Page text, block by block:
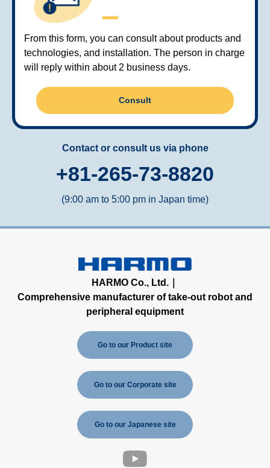
From this form, you can consult about products and
technologies, and installation. The person in charge
will reply within about 2 business days.
Consult
Contact or consult us via phone
+81-265-73-8820
(9:00 am to 5:00 pm in Japan time)
HARMO Co., Ltd.｜
Comprehensive manufacturer of take-out robot and
peripheral equipment
Go to our Product site
Go to our Corporate site
Go to our Japanese site